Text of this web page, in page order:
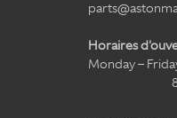
Horaires
Monday –